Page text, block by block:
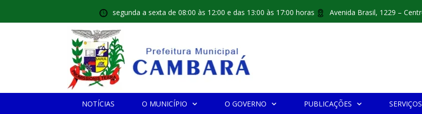
segunda a sexta de 08:00 às 12:00 e das 13:00 às 17:00 horas Avenida Brasil, 1229 –
NOTÍCIAS O MUNICÍPIO O GOVERNO PUBLICAÇÕES SERVIÇOS